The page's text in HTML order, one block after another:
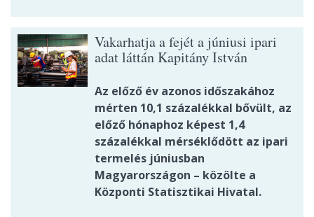
Vakarhatja a fejét a júniusi ipari
adat láttán Kapitány István
Az előző év azonos időszakához
mérten 10,1 százalékkal bővült, az
előző hónaphoz képest 1,4
százalékkal mérséklődött az ipari
termelés júniusban
Magyarországon – közölte a
Központi Statisztikai Hivatal.